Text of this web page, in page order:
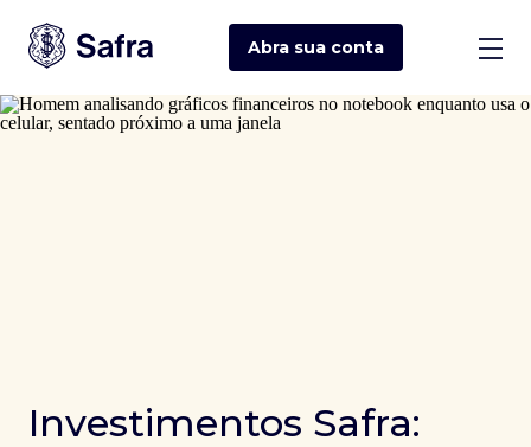
Abra sua conta
Investimentos Safra: